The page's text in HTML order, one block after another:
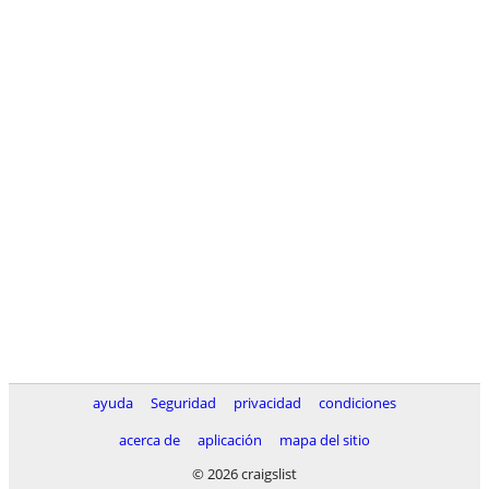
ayuda Seguridad privacidad
condiciones
acerca de
aplicación
mapa del sitio
© 2026 craigslist